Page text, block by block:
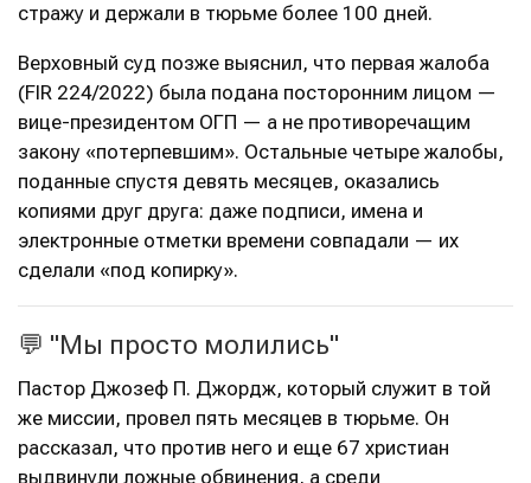
стражу и держали в тюрьме более 100 дней.
Верховный суд позже выяснил, что первая жалоба
(FIR 224/2022) была подана посторонним лицом —
вице-президентом ОГП — а не противоречащим
закону «потерпевшим». Остальные четыре жалобы,
поданные спустя девять месяцев, оказались
копиями друг друга: даже подписи, имена и
электронные отметки времени совпадали — их
сделали «под копирку».
💬 "Мы просто молились"
Пастор Джозеф П. Джордж, который служит в той
же миссии, провел пять месяцев в тюрьме. Он
рассказал, что против него и еще 67 христиан
выдвинули ложные обвинения, а среди